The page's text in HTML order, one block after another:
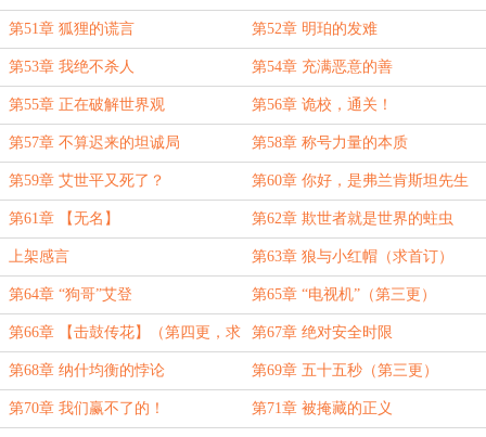
第51章 狐狸的谎言 第52章 明珀的发难
第53章 我绝不杀人 第54章 充满恶意的善
第55章 正在破解世界观 第56章 诡校，通关！
第57章 不算迟来的坦诚局 第58章 称号力量的本质
第59章 艾世平又死了？ 第60章 你好，是弗兰肯斯坦先生
吗？
第61章 【无名】 第62章 欺世者就是世界的蛀虫
上架感言 第63章 狼与小红帽（求首订）
第64章 “狗哥”艾登 第65章 “电视机”（第三更）
第66章 【击鼓传花】（第四更，求
首订求月票！）
第67章 绝对安全时限
第68章 纳什均衡的悖论 第69章 五十五秒（第三更）
第70章 我们赢不了的！ 第71章 被掩藏的正义